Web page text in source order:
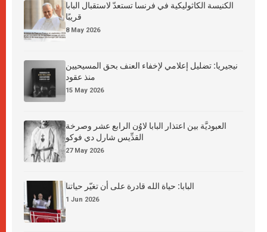
الكنيسة الكاثوليكية في فرنسا تستعدّ لاستقبال البابا
قريبًا
8 May 2026
نيجيريا: تضليل إعلامي لإخفاء العنف بحق المسيحيين
منذ عقود
15 May 2026
العبوديَّة بين اعتذار البابا لاوُن الرابع عشر وصرخة
القدِّيس شارل دي فوكو
27 May 2026
البابا: حياة الله قادرة على أن تغيّر حياتنا
1 Jun 2026